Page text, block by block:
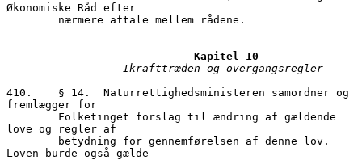
Økonomiske Råd efter
Kapitel 10
Ikrafttræden og overgangsregler
410.	§ 14.  Naturrettighedsministeren samordner og
fremlægger for
love og regler af
Loven burde også gælde